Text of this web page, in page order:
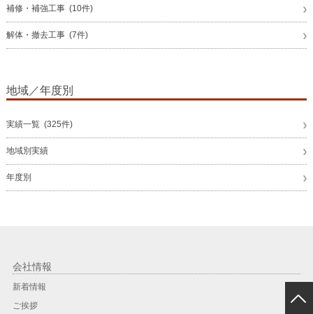
補修・補強工事 (10件)
解体・撤去工事 (7件)
地域／年度別
実績一覧 (325件)
地域別実績
年度別
会社情報
新着情報
ご挨拶